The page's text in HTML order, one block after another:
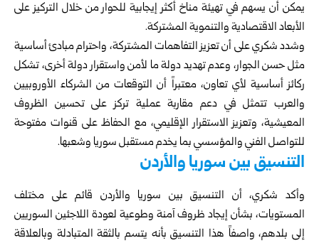
يمكن أن يسهم في تهيئة مناخ أكثر إيجابية للحوار من خلال التركيز على
الأبعاد الاقتصادية والتنموية المشتركة.
وشدد شكري على أن تعزيز التفاهمات المشتركة، واحترام مبادئ أساسية
مثل حسن الجوار، وعدم تهديد دولة ما لأمن واستقرار دولة أخرى، تشكل
ركائز أساسية لأي تعاون، معتبراً أن التوقعات من الشركاء الأوروبيين
والعرب تتمثل في دعم مقاربة عملية تركز على تحسين الظروف
المعيشية، وتعزيز الاستقرار الإقليمي، مع الحفاظ على قنوات مفتوحة
للتواصل الفني والمؤسسي بما يخدم مستقبل سوريا وشعبها.
التنسيق بين سوريا والأردن
وأكد شكري، أن التنسيق بين سوريا والأردن قائم على مختلف
المستويات، بشأن إيجاد ظروف آمنة وطوعية لعودة اللاجئين السوريين
إلى بلدهم، واصفاً هذا التنسيق بأنه يتسم بالثقة المتبادلة وبالعلاقة